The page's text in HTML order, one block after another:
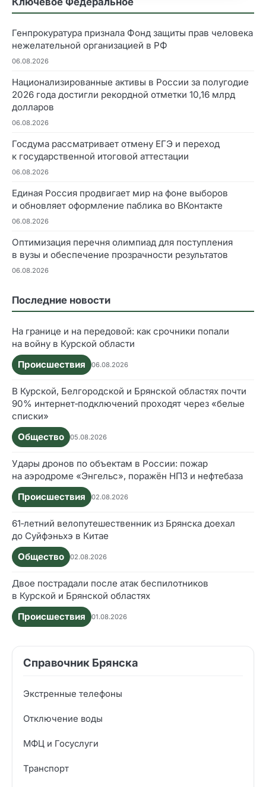
Генпрокуратура признала Фонд защиты прав человека
нежелательной организацией в РФ
06.08.2026
Национализированные активы в России за полугодие
2026 года достигли рекордной отметки 10,16 млрд
долларов
06.08.2026
Госдума рассматривает отмену ЕГЭ и переход
к государственной итоговой аттестации
06.08.2026
Единая Россия продвигает мир на фоне выборов
и обновляет оформление паблика во ВКонтакте
06.08.2026
Оптимизация перечня олимпиад для поступления
в вузы и обеспечение прозрачности результатов
06.08.2026
Последние новости
На границе и на передовой: как срочники попали
на войну в Курской области
Происшествия
06.08.2026
В Курской, Белгородской и Брянской областях почти
90% интернет‑подключений проходят через «белые
списки»
Общество
05.08.2026
Удары дронов по объектам в России: пожар
на аэродроме «Энгельс», поражён НПЗ и нефтебаза
Происшествия
02.08.2026
61‑летний велопутешественник из Брянска доехал
до Суйфэньхэ в Китае
Общество
02.08.2026
Двое пострадали после атак беспилотников
в Курской и Брянской областях
Происшествия
01.08.2026
Справочник Брянска
Экстренные телефоны
Отключение воды
МФЦ и Госуслуги
Транспорт